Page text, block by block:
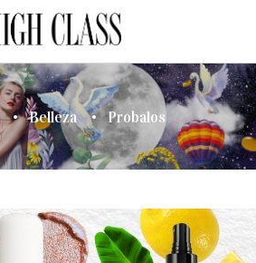
• Belleza • Probalos